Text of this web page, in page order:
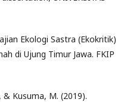
Ekologi Sastra (Ekokritik)
di Ujung Timur Jawa. FKIP
Kusuma, M. (2019).